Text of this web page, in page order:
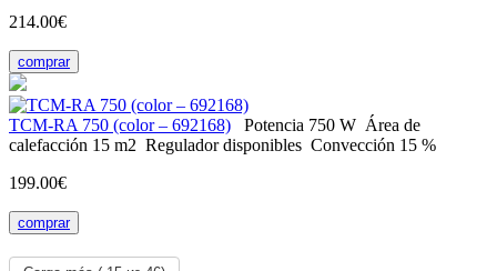
214.00€
comprar
ТСМ-RA 750 (color – 692168) Potencia 750 W Área de
calefacción 15 m2 Regulador disponibles Convección 15 %
199.00€
comprar